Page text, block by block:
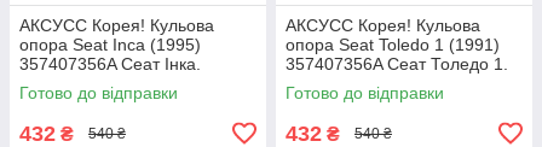
AКСУСС Корея! Кульова
опора Seat Inca (1995)
357407356A Сеат Інка.
Aксусс Корея - Оригинал!
Готово до відправки
432 ₴ 540 ₴
AКСУСС Корея! Кульова
опора Seat Toledo 1 (1991)
357407356A Сеат Толедо 1.
Aксусс Корея - Оригинал!
Готово до відправки
432 ₴ 540 ₴